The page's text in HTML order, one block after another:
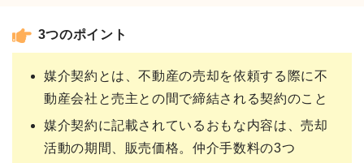
3つのポイント
媒介契約とは、不動産の売却を依頼する際に不
動産会社と売主との間で締結される契約のこと
媒介契約に記載されているおもな内容は、売却
活動の期間、販売価格。仲介手数料の3つ